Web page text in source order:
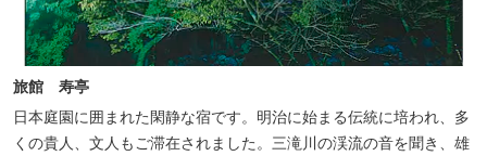
旅館 寿亭
日本庭園に囲まれた閑静な宿です。明治に始まる伝統に培われ、多
くの貴人、文人もご滞在されました。三滝川の渓流の音を聞き、雄